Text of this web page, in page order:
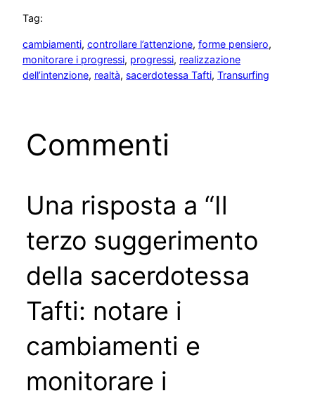
Tag:
cambiamenti, controllare l’attenzione, forme pensiero
monitorare i progressi, progressi, realizzazione
dell’intenzione, realtà, sacerdotessa Tafti, Transurfing
Commenti
Una risposta a “Il
terzo suggerimento
della sacerdotessa
Tafti: notare i
cambiamenti e
monitorare i